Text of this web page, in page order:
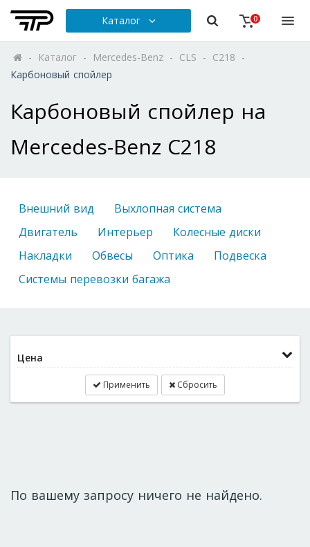
Каталог 0
- Каталог - Mercedes-Benz - CLS - C218 -
Карбоновый спойлер
Карбоновый спойлер на
Mercedes-Benz C218
Внешний вид
Выхлопная система
Двигатель
Интерьер
Колесные диски
Накладки
Обвесы Оптика
Подвеска
Системы перевозки багажа
Цена
Применить Сбросить
По вашему запросу ничего не найдено.